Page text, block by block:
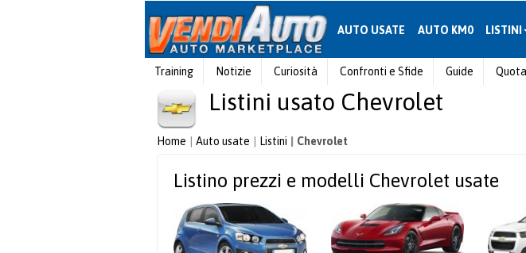
AUTO USATE AUTO KM0 LISTINI
Training Notizie Curiosità Confronti e Sfide Guide
Listini usato Chevrolet
Home Auto usate Listini Chevrolet
Listino prezzi e modelli Chevrolet usate